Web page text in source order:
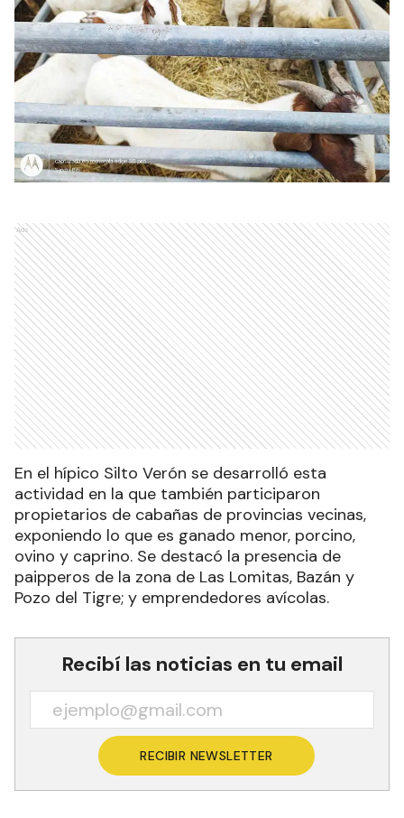
Ads
En el hípico Silto Verón se desarrolló esta
actividad en la que también participaron
propietarios de cabañas de provincias vecinas,
exponiendo lo que es ganado menor, porcino,
ovino y caprino. Se destacó la presencia de
paipperos de la zona de Las Lomitas, Bazán y
Pozo del Tigre; y emprendedores avícolas.
Recibí las noticias en tu email
RECIBIR NEWSLETTER